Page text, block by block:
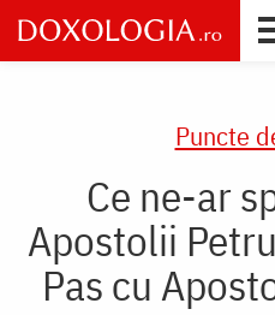
Skip
to
main
Puncte
Ce ne-ar
Apostolii
Pas cu